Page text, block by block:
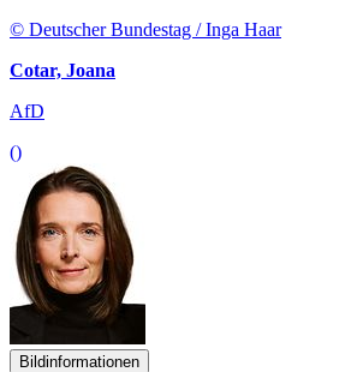
© Deutscher Bundestag / Inga Haar
Cotar, Joana
AfD
()
Bildinformationen